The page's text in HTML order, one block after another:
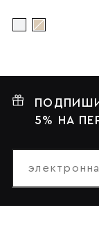
5% НА